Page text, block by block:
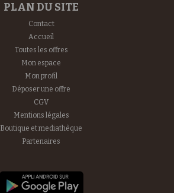
PLAN DU SITE
Contact
Accueil
Toutes les offres
Mon espace
Mon profil
Déposer une offre
CGV
Mentions légales
Boutique et mediathèque
Partenaires